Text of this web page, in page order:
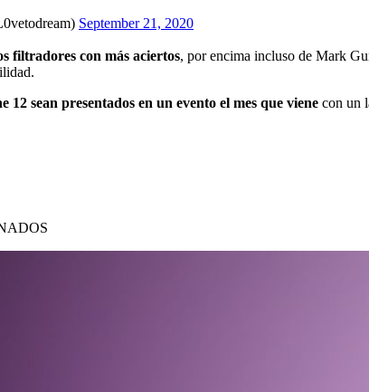
September 21, 2020
filtradores con más aciertos, por encima incluso de Mark
12 sean presentados en un evento el mes que viene con un